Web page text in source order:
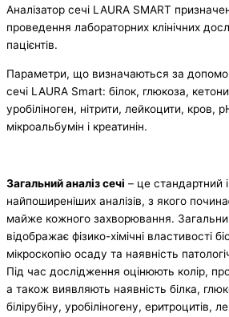
Аналізатор сечі LAURA SMART
проведення лабораторних клінічних
пацієнтів.
Параметри, що визначаються за
сечі LAURA Smart: білок, глюкоза, кетони,
уробіліноген, нітрити, лейкоцити, кров,
мікроальбумін і креатинін.
Загальний аналіз сечі – це стандартний
найпоширеніших аналізів, з якого
майже кожного захворювання.
відображає фізико-хімічні властивості
мікроскопію осаду та наявність
Під час дослідження оцінюють колір,
а також виявляють наявність білка,
білірубіну, уробіліногену, еритроцитів,